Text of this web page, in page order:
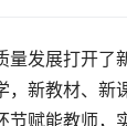
发展打开了
新教材、新
赋能教师，